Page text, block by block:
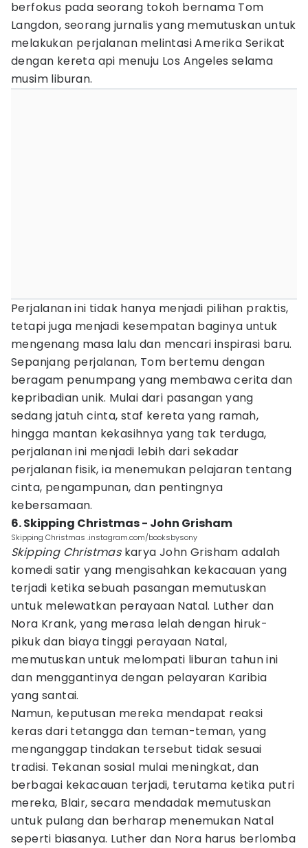
berfokus pada seorang tokoh bernama Tom
Langdon, seorang jurnalis yang memutuskan untuk
melakukan perjalanan melintasi Amerika Serikat
dengan kereta api menuju Los Angeles selama
musim liburan.
Perjalanan ini tidak hanya menjadi pilihan praktis,
tetapi juga menjadi kesempatan baginya untuk
mengenang masa lalu dan mencari inspirasi baru.
Sepanjang perjalanan, Tom bertemu dengan
beragam penumpang yang membawa cerita dan
kepribadian unik. Mulai dari pasangan yang
sedang jatuh cinta, staf kereta yang ramah,
hingga mantan kekasihnya yang tak terduga,
perjalanan ini menjadi lebih dari sekadar
perjalanan fisik, ia menemukan pelajaran tentang
cinta, pengampunan, dan pentingnya
kebersamaan.
6. Skipping Christmas - John Grisham
Skipping Christmas .instagram.com/booksbysony
Skipping Christmaskarya John Grisham adalah
komedi satir yang mengisahkan kekacauan yang
terjadi ketika sebuah pasangan memutuskan
untuk melewatkan perayaan Natal. Luther dan
Nora Krank, yang merasa lelah dengan hiruk-
pikuk dan biaya tinggi perayaan Natal,
memutuskan untuk melompati liburan tahun ini
dan menggantinya dengan pelayaran Karibia
yang santai.
Namun, keputusan mereka mendapat reaksi
keras dari tetangga dan teman-teman, yang
menganggap tindakan tersebut tidak sesuai
tradisi. Tekanan sosial mulai meningkat, dan
berbagai kekacauan terjadi, terutama ketika putri
mereka, Blair, secara mendadak memutuskan
untuk pulang dan berharap menemukan Natal
seperti biasanya. Luther dan Nora harus berlomba